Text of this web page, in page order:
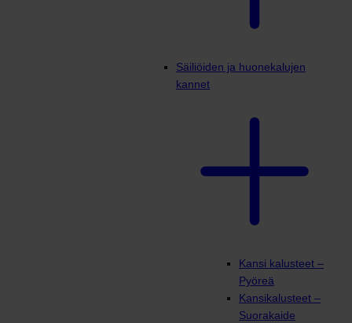
Säiliöiden ja huonekalujen
kannet
Kansi kalusteet –
Pyöreä
Kansikalusteet –
Suorakaide